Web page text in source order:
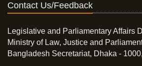
Contact Us/Feedback
Legislative and Parliamentary Affairs
Ministry of Law, Justice and
Bangladesh Secretariat, Dhaka -